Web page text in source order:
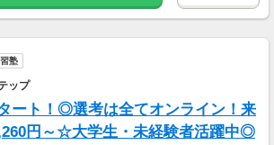
塾
ップ
ート！◎選考は全てオンライン！来
円～☆大学生・未経験者活躍中◎